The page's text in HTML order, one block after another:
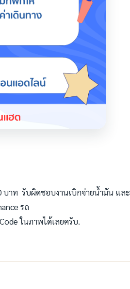
บาท รับผิดชอบงานเบิกจ่ายน้ำมัน และ
รถ
ในภาพได้เลยครับ.